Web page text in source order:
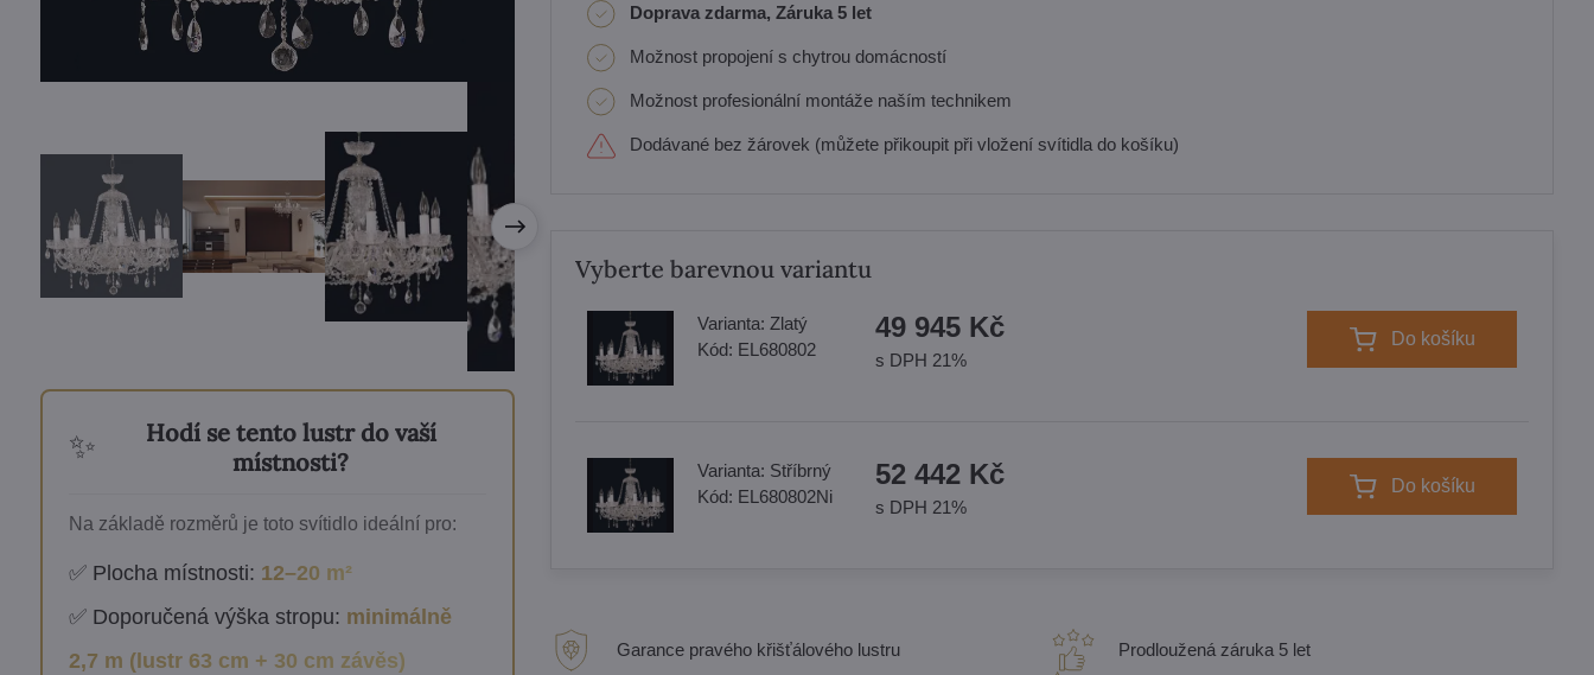
✨
Hodí se tento lustr do vaší
místnosti?
Na základě rozměrů je toto svítidlo ideální pro:
✅ Plocha místnosti: 12–20 m²
✅ Doporučená výška stropu: minimálně
2,7 m (lustr 63 cm + 30 cm závěs)
Doprava zdarma, Záruka 5 let
Možnost propojení s chytrou domácností
Možnost profesionální montáže naším technikem
Dodávané bez žárovek (můžete přikoupit při vložení svítidla do košíku)
Vyberte barevnou variantu
Varianta: Zlatý
Kód: EL680802
49 945 Kč
s DPH 21%
Do košíku
Varianta: Stříbrný
Kód: EL680802Ni
52 442 Kč
s DPH 21%
Do košíku
Garance pravého křišťálového lustru Prodloužená záruka 5 let